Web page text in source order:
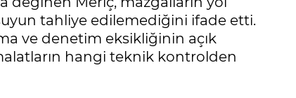
tahliye edilemediğini ifade etti.
ve denetim eksikliğinin açık
hangi teknik kontrolden